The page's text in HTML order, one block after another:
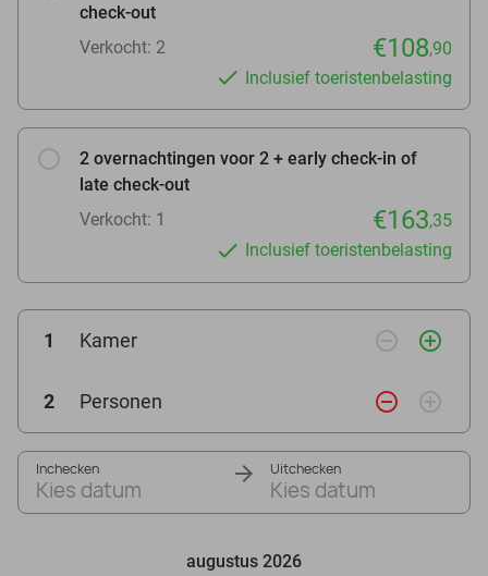
check-out
Verkocht: 2
€108,90
Inclusief toeristenbelasting
2 overnachtingen voor 2 + early check-in of
late check-out
Verkocht: 1
€163,35
Inclusief toeristenbelasting
1 Kamer remove_circle_outline add_circle_outline
2 Personen remove_circle_outline add_circle_outline
Inchecken
Kies datum
Uitchecken
Kies datum
augustus 2026